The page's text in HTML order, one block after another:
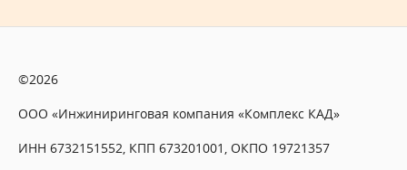
©2026
ООО «Инжиниринговая компания «Комплекс КАД»
ИНН 6732151552, КПП 673201001, ОКПО 19721357